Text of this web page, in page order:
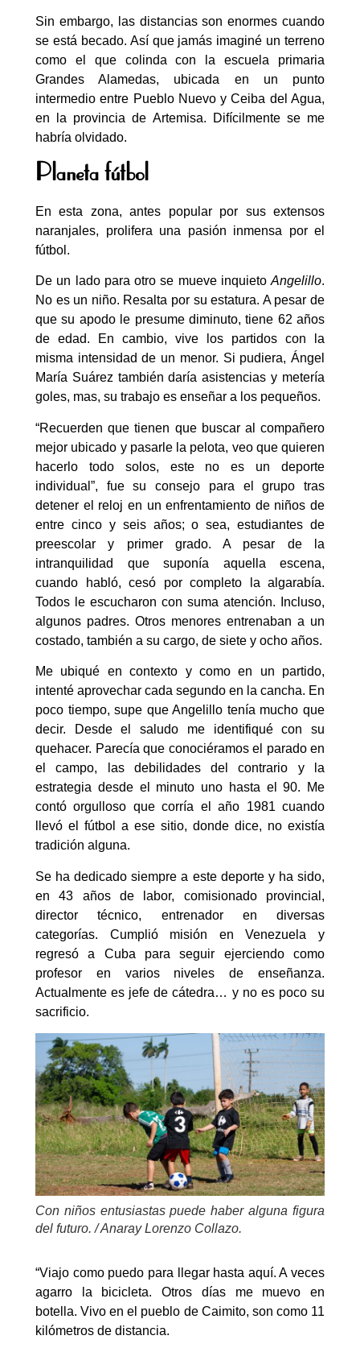
Sin embargo, las distancias son enormes cuando
se está becado. Así que jamás imaginé un terreno
como el que colinda con la escuela primaria
Grandes Alamedas, ubicada en un punto
intermedio entre Pueblo Nuevo y Ceiba del Agua,
en la provincia de Artemisa. Difícilmente se me
habría olvidado.
Planeta fútbol
En esta zona, antes popular por sus extensos
naranjales, prolifera una pasión inmensa por el
fútbol.
De un lado para otro se mueve inquieto Angelillo.
No es un niño. Resalta por su estatura. A pesar de
que su apodo le presume diminuto, tiene 62 años
de edad. En cambio, vive los partidos con la
misma intensidad de un menor. Si pudiera, Ángel
María Suárez también daría asistencias y metería
goles, mas, su trabajo es enseñar a los pequeños.
“Recuerden que tienen que buscar al compañero
mejor ubicado y pasarle la pelota, veo que quieren
hacerlo todo solos, este no es un deporte
individual”, fue su consejo para el grupo tras
detener el reloj en un enfrentamiento de niños de
entre cinco y seis años; o sea, estudiantes de
preescolar y primer grado. A pesar de la
intranquilidad que suponía aquella escena,
cuando habló, cesó por completo la algarabía.
Todos le escucharon con suma atención. Incluso,
algunos padres. Otros menores entrenaban a un
costado, también a su cargo, de siete y ocho años.
Me ubiqué en contexto y como en un partido,
intenté aprovechar cada segundo en la cancha. En
poco tiempo, supe que Angelillo tenía mucho que
decir. Desde el saludo me identifiqué con su
quehacer. Parecía que conociéramos el parado en
el campo, las debilidades del contrario y la
estrategia desde el minuto uno hasta el 90. Me
contó orgulloso que corría el año 1981 cuando
llevó el fútbol a ese sitio, donde dice, no existía
tradición alguna.
Se ha dedicado siempre a este deporte y ha sido,
en 43 años de labor, comisionado provincial,
director técnico, entrenador en diversas
categorías. Cumplió misión en Venezuela y
regresó a Cuba para seguir ejerciendo como
profesor en varios niveles de enseñanza.
Actualmente es jefe de cátedra… y no es poco su
sacrificio.
Con niños entusiastas puede haber alguna figura
del futuro. / Anaray Lorenzo Collazo.
“Viajo como puedo para llegar hasta aquí. A veces
agarro la bicicleta. Otros días me muevo en
botella. Vivo en el pueblo de Caimito, son como 11
kilómetros de distancia.